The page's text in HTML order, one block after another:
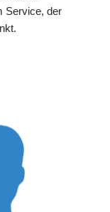
Service, der